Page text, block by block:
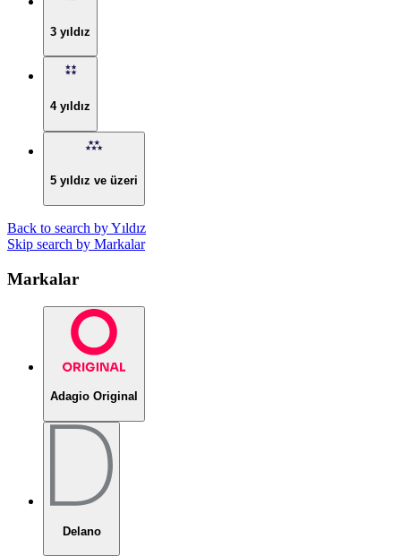
3 yıldız
4 yıldız
5 yıldız ve üzeri
Back to search by Yıldız
Skip search by Markalar
Markalar
Adagio Original
Delano